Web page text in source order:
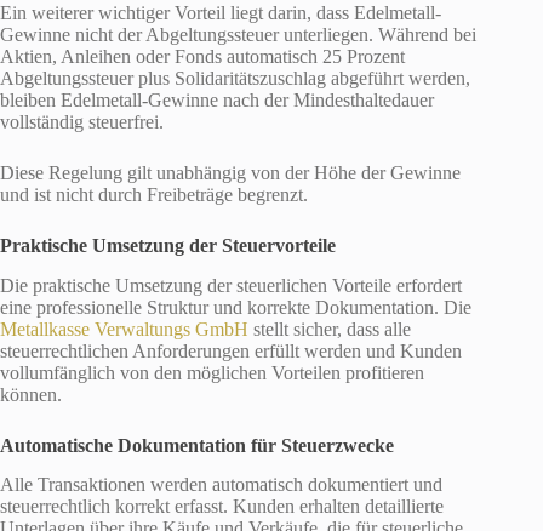
Ein weiterer wichtiger Vorteil liegt darin, dass Edelmetall-
Gewinne nicht der Abgeltungssteuer unterliegen. Während bei
Aktien, Anleihen oder Fonds automatisch 25 Prozent
Abgeltungssteuer plus Solidaritätszuschlag abgeführt werden,
bleiben Edelmetall-Gewinne nach der Mindesthaltedauer
vollständig steuerfrei.
Diese Regelung gilt unabhängig von der Höhe der Gewinne
und ist nicht durch Freibeträge begrenzt.
Praktische Umsetzung der Steuervorteile
Die praktische Umsetzung der steuerlichen Vorteile erfordert
eine professionelle Struktur und korrekte Dokumentation. Die
Metallkasse Verwaltungs GmbH stellt sicher, dass alle
steuerrechtlichen Anforderungen erfüllt werden und Kunden
vollumfänglich von den möglichen Vorteilen profitieren
können.
Automatische Dokumentation für Steuerzwecke
Alle Transaktionen werden automatisch dokumentiert und
steuerrechtlich korrekt erfasst. Kunden erhalten detaillierte